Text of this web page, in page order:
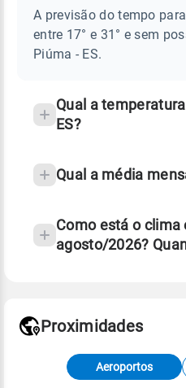
sobre
chuva
A previsão do tempo
entre 17° e 31° e sem
Piúma - ES.
Qual a
ES?
Qual a média
Como está o clima
agosto/2026?
Fonte: dados
meteorológicas e satélite
Proximidades
Aeroportos